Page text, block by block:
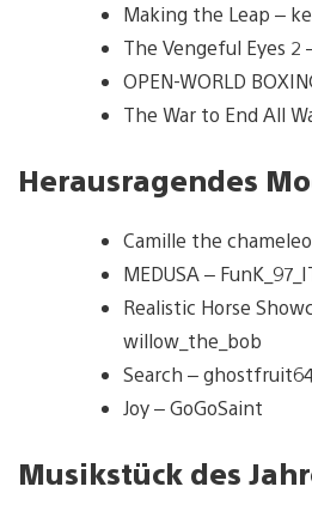
Making the Leap –
The Vengeful Eyes 2
OPEN-WORLD
The War to End All
Herausragendes
Camille the
MEDUSA –
Realistic Horse
willow_the_bob
Search –
Joy – GoGoSaint
Musikstück des